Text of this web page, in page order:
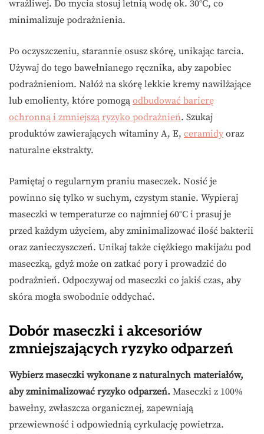
wrażliwej. Do mycia stosuj letnią wodę ok. 30°C, co
minimalizuje podrażnienia.
Po oczyszczeniu, starannie osusz skórę, unikając tarcia.
Używaj do tego bawełnianego ręcznika, aby zapobiec
podrażnieniom. Nałóż na skórę lekkie kremy nawilżające
lub emolienty, które pomogą odbudować barierę
ochronną i zmniejszą ryzyko podrażnień. Szukaj
produktów zawierających witaminy A, E, ceramidy oraz
naturalne ekstrakty.
Pamiętaj o regularnym praniu maseczek. Nosić je
powinno się tylko w suchym, czystym stanie. Wypieraj
maseczki w temperaturze co najmniej 60°C i prasuj je
przed każdym użyciem, aby zminimalizować ilość bakterii
oraz zanieczyszczeń. Unikaj także ciężkiego makijażu pod
maseczką, gdyż może on zatkać pory i prowadzić do
podrażnień. Odpoczywaj od maseczki co jakiś czas, aby
skóra mogła swobodnie oddychać.
Dobór maseczki i akcesoriów
zmniejszających ryzyko odparzeń
Wybierz maseczki wykonane z naturalnych materiałów,
aby zminimalizować ryzyko odparzeń. Maseczki z 100%
bawełny, zwłaszcza organicznej, zapewniają
przewiewność i odpowiednią cyrkulację powietrza.